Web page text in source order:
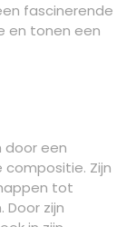
fascinerende
en tonen een
door een
Zijn
tot
zijn